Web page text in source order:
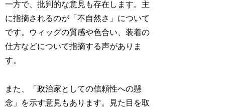
一方で、批判的な意見も存在します。主
に指摘されるのが「不自然さ」について
です。ウィッグの質感や色合い、装着の
仕方などについて指摘する声がありま
す。
また、「政治家としての信頼性への懸
念」を示す意見もあります。見た目を取